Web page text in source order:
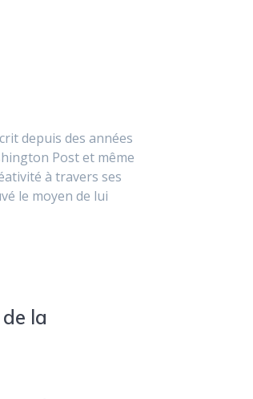
depuis des années
Post et même
à travers ses
le moyen de lui
la